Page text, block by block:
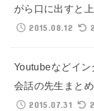
がら口に出すと
2015.08.12
Youtubeなどイ
会話の先生まとめ
2015.07.31